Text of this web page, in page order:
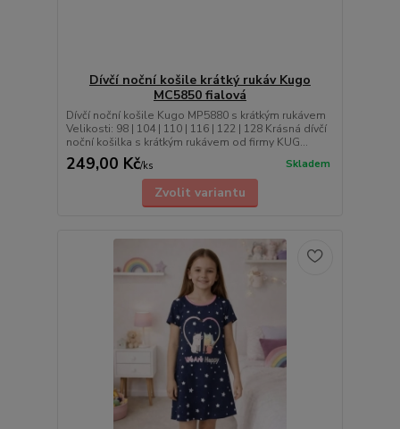
Dívčí noční košile krátký rukáv Kugo
MC5850 fialová
Dívčí noční košile Kugo MP5880 s krátkým rukávem
Velikosti: 98 | 104 | 110 | 116 | 122 | 128 Krásná dívčí
noční košilka s krátkým rukávem od firmy KUG...
249,00 Kč/ks Skladem
Zvolit variantu